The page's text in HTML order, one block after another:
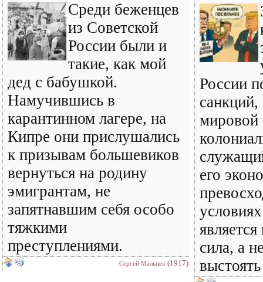
Среди беженцев
из Советской
России были и
такие, как мой
дед с бабушкой.
Намучившись в
карантинном лагере, на
Кипре они прислушались
к призывам большевиков
вернуться на родину
эмигрантам, не
запятнавшим себя особо
тяжкими
преступлениями.
Сергей Мальцев (1917)
России
санкций,
мировой
его
сила, а